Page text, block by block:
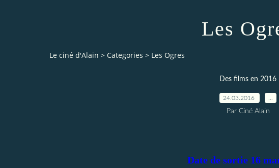
Les
Le ciné d'Alain > Categories > Les Ogres
Des films en 2016
24.03.2016
Par Ciné Alain
Date de sortie 16